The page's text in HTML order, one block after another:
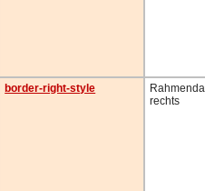
border-right-style
rechts